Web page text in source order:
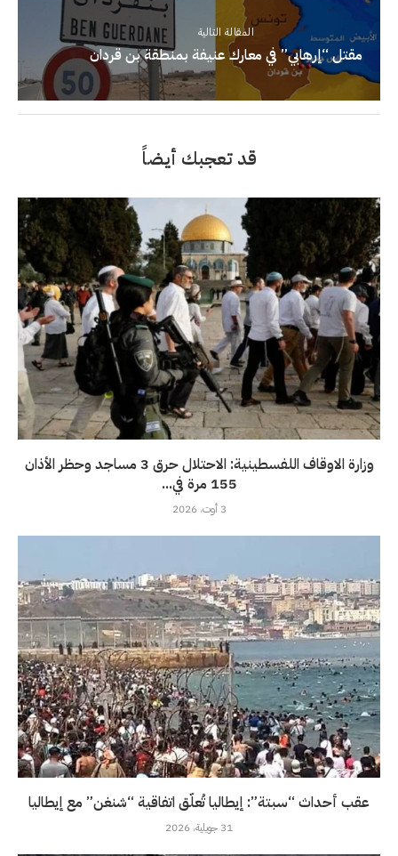
المقالة التالية
مقتل “إرهابي” في معارك عنيفة بمنطقة بن قردان
قد تعجبك أيضاً
وزارة الاوقاف اللفسطينية: الاحتلال حرق 3 مساجد وحظر الأذان
155 مرة في...
3 أوت، 2026
عقب أحداث “سبتة”: إيطاليا تُعلّق اتفاقية “شنغن” مع إيطاليا
31 جويلية، 2026